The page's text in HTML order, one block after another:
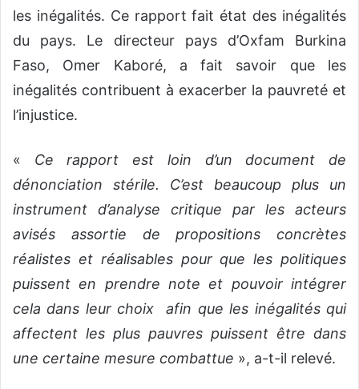
les inégalités. Ce rapport fait état des inégalités
du pays. Le directeur pays d’Oxfam Burkina
Faso, Omer Kaboré, a fait savoir que les
inégalités contribuent à exacerber la pauvreté et
l’injustice.
« Ce rapport est loin d’un document de
dénonciation stérile. C’est beaucoup plus un
instrument d’analyse critique par les acteurs
avisés assortie de propositions concrètes
réalistes et réalisables pour que les politiques
puissent en prendre note et pouvoir intégrer
cela dans leur choix afin que les inégalités qui
affectent les plus pauvres puissent être dans
une certaine mesure combattue », a-t-il relevé.